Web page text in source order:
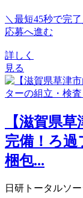
＼最短45秒で完了
応募へ進む
詳しく
見る
【滋賀県
完備！ろ過
梱包...
日研トータルソ